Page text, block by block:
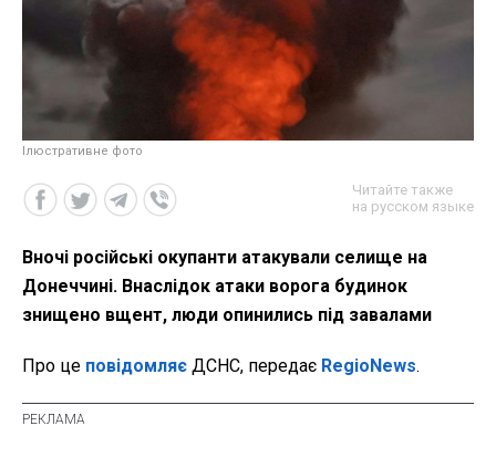
Ілюстративне фото
Читайте также
на русском языке
Вночі російські окупанти атакували селище на
Донеччині. Внаслідок атаки ворога будинок
знищено вщент, люди опинились під завалами
Про це повідомляє ДСНС, передає RegioNews.